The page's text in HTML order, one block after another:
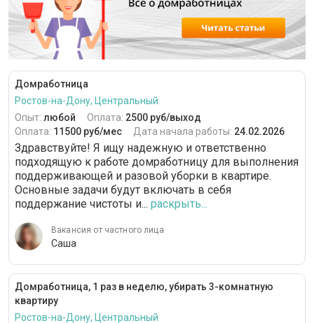
Домработница
Ростов-на-Дону, Центральный
Опыт: любой Оплата: 2500 руб/выход
Оплата: 11500 руб/мес Дата начала работы: 24.02.2026
Здравствуйте! Я ищу надежную и ответственно
подходящую к работе домработницу для выполнения
поддерживающей и разовой уборки в квартире.
Основные задачи будут включать в себя
поддержание чистоты и... раскрыть...
Вакансия от частного лица
Саша
Домработница, 1 раз в неделю, убирать 3-комнатную
квартиру
Ростов-на-Дону, Центральный